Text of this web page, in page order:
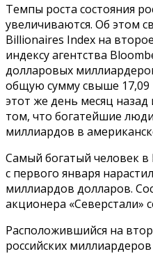
Темпы роста состояния
увеличиваются. Об этом
Billionaires Index на
индексу агентства
долларовых
общую сумму свыше
этот же день месяц
том, что богатейшие
миллиардов в
Самый богатый человек
с первого января
миллиардов долларов.
акционера «Северстали»
Расположившийся на
российских